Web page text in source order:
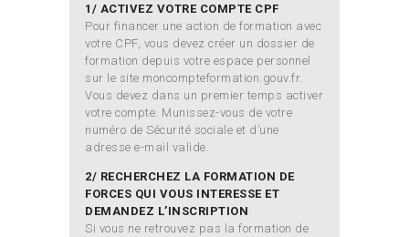
1/ ACTIVEZ VOTRE COMPTE CPF
Pour financer une action de formation avec
votre CPF, vous devez créer un dossier de
formation depuis votre espace personnel
sur le site moncompteformation.gouv.fr.
Vous devez dans un premier temps activer
votre compte. Munissez-vous de votre
numéro de Sécurité sociale et d’une
adresse e-mail valide.
2/ RECHERCHEZ LA FORMATION DE
FORCES QUI VOUS INTERESSE ET
DEMANDEZ L’INSCRIPTION
Si vous ne retrouvez pas la formation de